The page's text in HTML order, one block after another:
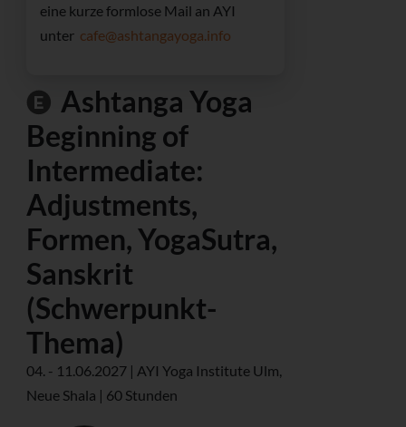
eine kurze formlose Mail an AYI
unter cafe@ashtangayoga.info
Ashtanga Yoga
Beginning of
Intermediate:
Adjustments,
Formen, YogaSutra,
Sanskrit
(Schwerpunkt-
Thema)
04. - 11.06.2027 | AYI Yoga Institute Ulm,
Neue Shala | 60 Stunden